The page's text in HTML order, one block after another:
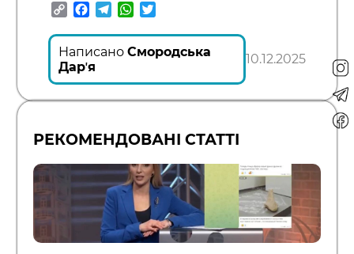
CopyFacebook
TelegramWhatsApp
Написано Смородська
Дарʼя
10.12.2025
РЕКОМЕНДОВАНІ СТАТТІ